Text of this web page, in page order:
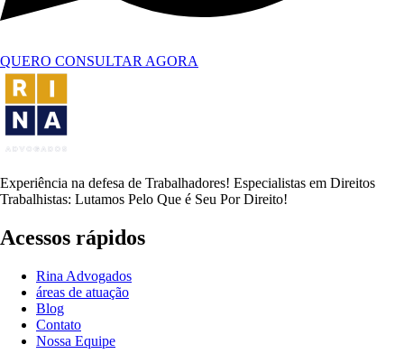
QUERO CONSULTAR AGORA
Experiência na defesa de Trabalhadores! Especialistas em Direitos
Trabalhistas: Lutamos Pelo Que é Seu Por Direito!
Acessos rápidos
Rina Advogados
áreas de atuação
Blog
Contato
Nossa Equipe